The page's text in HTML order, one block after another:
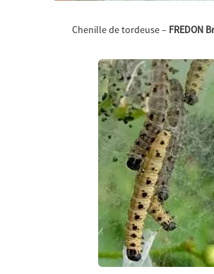
Chenille de tordeuse – FREDON